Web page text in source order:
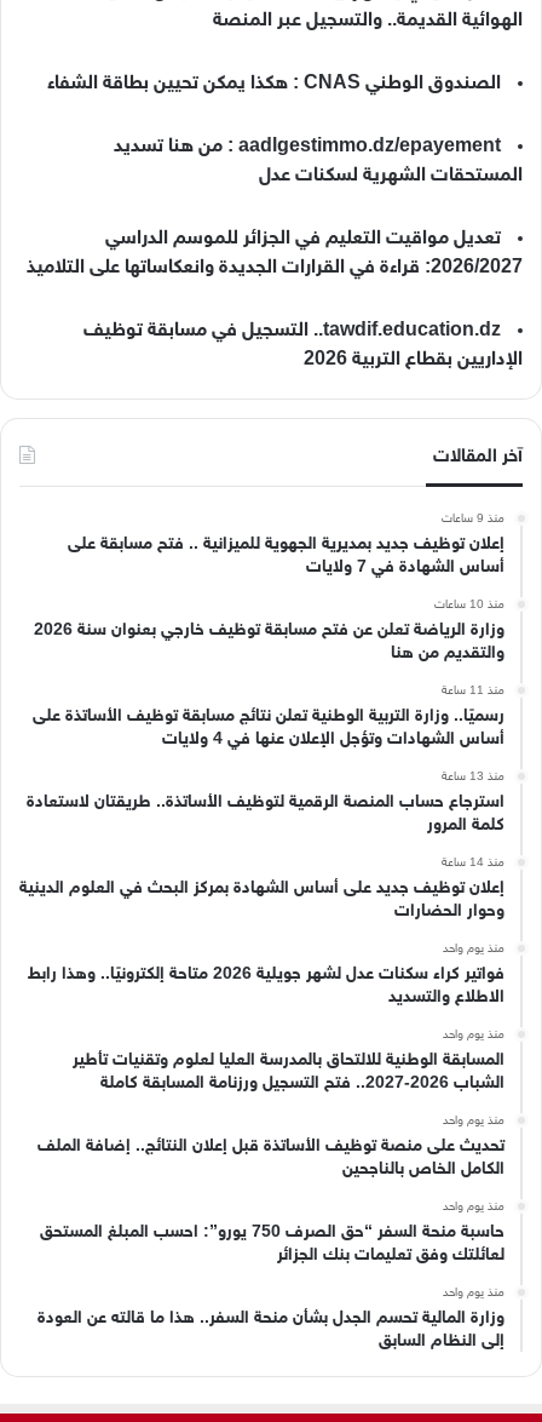
الهوائية القديمة.. والتسجيل عبر المنصة
الصندوق الوطني CNAS : هكذا يمكن تحيين بطاقة الشفاء
aadlgestimmo.dz/epayement : من هنا تسديد
المستحقات الشهرية لسكنات عدل
تعديل مواقيت التعليم في الجزائر للموسم الدراسي
2026/2027: قراءة في القرارات الجديدة وانعكاساتها على التلاميذ
tawdif.education.dz.. التسجيل في مسابقة توظيف
الإداريين بقطاع التربية 2026
آخر المقالات
منذ 9 ساعات
إعلان توظيف جديد بمديرية الجهوية للميزانية .. فتح مسابقة على
أساس الشهادة في 7 ولايات
منذ 10 ساعات
وزارة الرياضة تعلن عن فتح مسابقة توظيف خارجي بعنوان سنة 2026
والتقديم من هنا
منذ 11 ساعة
رسميًا.. وزارة التربية الوطنية تعلن نتائج مسابقة توظيف الأساتذة على
أساس الشهادات وتؤجل الإعلان عنها في 4 ولايات
منذ 13 ساعة
استرجاع حساب المنصة الرقمية لتوظيف الأساتذة.. طريقتان لاستعادة
كلمة المرور
منذ 14 ساعة
إعلان توظيف جديد على أساس الشهادة بمركز البحث في العلوم الدينية
وحوار الحضارات
منذ يوم واحد
فواتير كراء سكنات عدل لشهر جويلية 2026 متاحة إلكترونيًا.. وهذا رابط
الاطلاع والتسديد
منذ يوم واحد
المسابقة الوطنية للالتحاق بالمدرسة العليا لعلوم وتقنيات تأطير
الشباب 2026-2027.. فتح التسجيل ورزنامة المسابقة كاملة
منذ يوم واحد
تحديث على منصة توظيف الأساتذة قبل إعلان النتائج.. إضافة الملف
الكامل الخاص بالناجحين
منذ يوم واحد
حاسبة منحة السفر “حق الصرف 750 يورو”: احسب المبلغ المستحق
لعائلتك وفق تعليمات بنك الجزائر
منذ يوم واحد
وزارة المالية تحسم الجدل بشأن منحة السفر.. هذا ما قالته عن العودة
إلى النظام السابق